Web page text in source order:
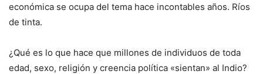
económica se ocupa del tema hace incontables años. Ríos
de tinta.
¿Qué es lo que hace que millones de individuos de toda
edad, sexo, religión y creencia política «sientan» al Indio?